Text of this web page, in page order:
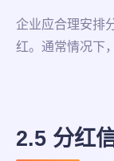
企业应合理安排
红。通常情况下
2.5 分红